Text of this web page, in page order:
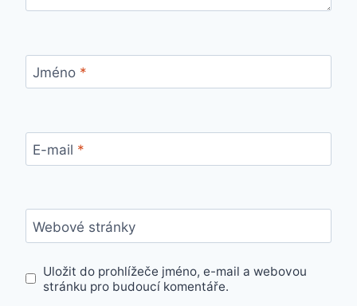
Jméno *
E-mail *
Webové stránky
Uložit do prohlížeče jméno, e-mail a webovou
stránku pro budoucí komentáře.